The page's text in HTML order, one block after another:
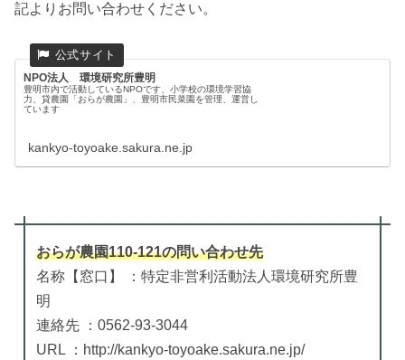
記よりお問い合わせください。
NPO法人 環境研究所豊明
豊明市内で活動しているNPOです、小学校の環境学習協
力、貸農園「おらが農園」、豊明市民菜園を管理、運営し
ています
kankyo-toyoake.sakura.ne.jp
おらが農園110-121の問い合わせ先
名称【窓口】 ：特定非営利活動法人環境研究所豊
明
連絡先 ：0562-93-3044
URL ：http://kankyo-toyoake.sakura.ne.jp/